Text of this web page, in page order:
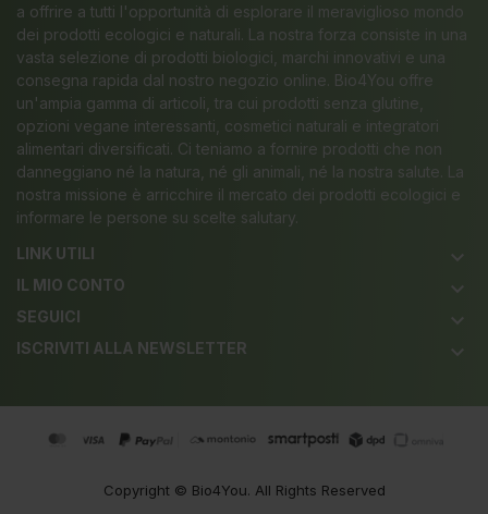
a offrire a tutti l'opportunità di esplorare il meraviglioso mondo
dei prodotti ecologici e naturali. La nostra forza consiste in una
vasta selezione di prodotti biologici, marchi innovativi e una
consegna rapida dal nostro negozio online. Bio4You offre
un'ampia gamma di articoli, tra cui prodotti senza glutine,
opzioni vegane interessanti, cosmetici naturali e integratori
alimentari diversificati. Ci teniamo a fornire prodotti che non
danneggiano né la natura, né gli animali, né la nostra salute. La
nostra missione è arricchire il mercato dei prodotti ecologici e
informare le persone su scelte salutary.
LINK UTILI
keyboard_arrow_down
IL MIO CONTO keyboard_arrow_down
SEGUICI keyboard_arrow_down
ISCRIVITI ALLA NEWSLETTER keyboard_arrow_down
Copyright © Bio4You. All Rights Reserved